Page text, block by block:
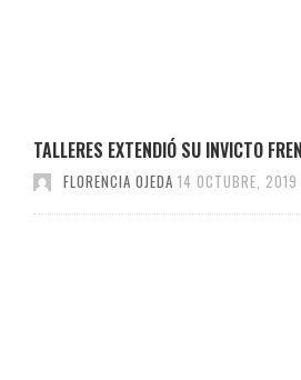
TALLERES EXTENDIÓ SU INVICTO
FLORENCIA OJEDA 14 OCTUBRE, 2019